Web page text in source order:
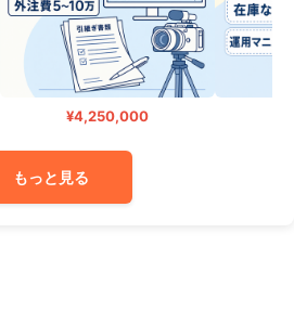
¥4,250,000
もっと見る